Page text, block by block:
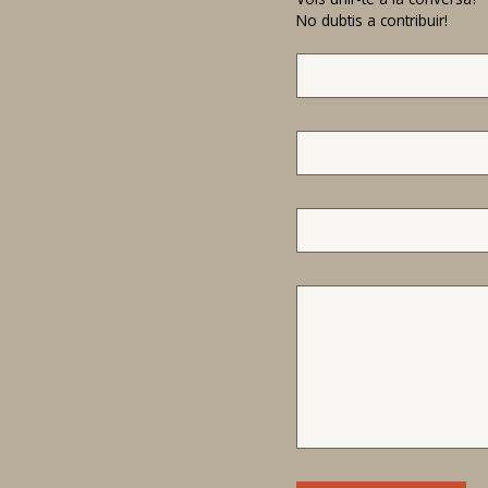
No dubtis a contribuir!